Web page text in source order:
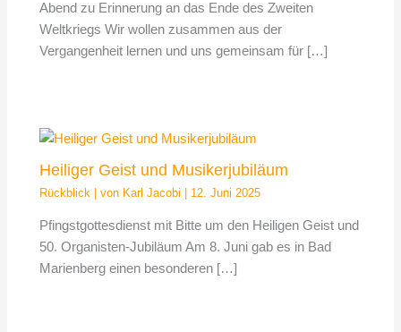
Abend zu Erinnerung an das Ende des Zweiten
Weltkriegs Wir wollen zusammen aus der
Vergangenheit lernen und uns gemeinsam für […]
Heiliger Geist und Musikerjubiläum
Rückblick | von Karl Jacobi | 12. Juni 2025
Pfingstgottesdienst mit Bitte um den Heiligen Geist und
50. Organisten-Jubiläum Am 8. Juni gab es in Bad
Marienberg einen besonderen […]